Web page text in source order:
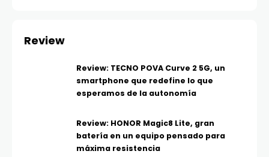
Review
Review: TECNO POVA Curve 2 5G, un
smartphone que redefine lo que
esperamos de la autonomía
Review: HONOR Magic8 Lite, gran
batería en un equipo pensado para
máxima resistencia